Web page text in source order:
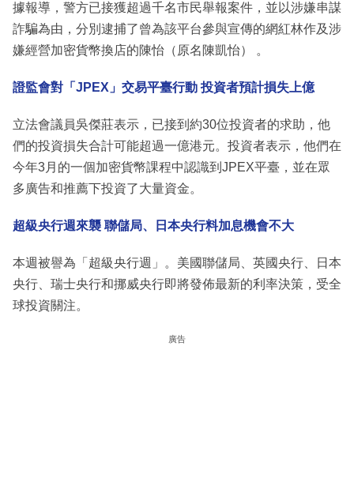
據報導，警方已接獲超過千名市民舉報案件，並以涉嫌串謀
詐騙為由，分別逮捕了曾為該平台參與宣傳的網紅林作及涉
嫌經營加密貨幣換店的陳怡（原名陳凱怡） 。
證監會對「JPEX」交易平臺行動 投資者預計損失上億
立法會議員吳傑莊表示，已接到約30位投資者的求助，他
們的投資損失合計可能超過一億港元。投資者表示，他們在
今年3月的一個加密貨幣課程中認識到JPEX平臺，並在眾
多廣告和推薦下投資了大量資金。
超級央行週來襲 聯儲局、日本央行料加息機會不大
本週被譽為「超級央行週」。美國聯儲局、英國央行、日本
央行、瑞士央行和挪威央行即將發佈最新的利率決策，受全
球投資關注。
廣告